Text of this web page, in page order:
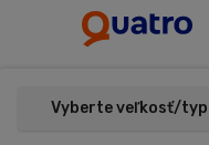
Vyberte veľkosť/typ